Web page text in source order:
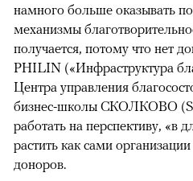
намного больше оказывать
механизмы
получается, потому что нет
PHILIN («Инфраструктура
Центра управления
бизнес-школы СКОЛКОВО
работать на перспективу, «в
растить как сами
доноров.